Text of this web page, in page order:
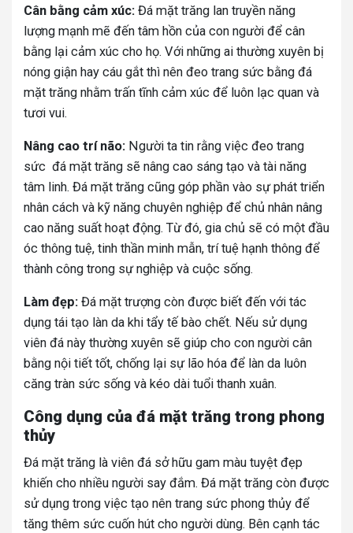
Cân bằng cảm xúc: Đá mặt trăng lan truyền năng
lượng mạnh mẽ đến tâm hồn của con người để cân
bằng lại cảm xúc cho họ. Với những ai thường xuyên bị
nóng giận hay cáu gắt thì nên đeo trang sức bằng đá
mặt trăng nhằm trấn tĩnh cảm xúc để luôn lạc quan và
tươi vui.
Nâng cao trí não: Người ta tin rằng việc đeo trang
sức đá mặt trăng sẽ nâng cao sáng tạo và tài năng
tâm linh. Đá mặt trăng cũng góp phần vào sự phát triển
nhân cách và kỹ năng chuyên nghiệp để chủ nhân nâng
cao năng suất hoạt động. Từ đó, gia chủ sẽ có một đầu
óc thông tuệ, tinh thần minh mẫn, trí tuệ hạnh thông để
thành công trong sự nghiệp và cuộc sống.
Làm đẹp: Đá mặt trượng còn được biết đến với tác
dụng tái tạo làn da khi tẩy tế bào chết. Nếu sử dụng
viên đá này thường xuyên sẽ giúp cho con người cân
bằng nội tiết tốt, chống lại sự lão hóa để làn da luôn
căng tràn sức sống và kéo dài tuổi thanh xuân.
Công dụng của đá mặt trăng trong phong
thủy
Đá mặt trăng là viên đá sở hữu gam màu tuyệt đẹp
khiến cho nhiều người say đắm. Đá mặt trăng còn được
sử dụng trong việc tạo nên trang sức phong thủy để
tăng thêm sức cuốn hút cho người dùng. Bên cạnh tác